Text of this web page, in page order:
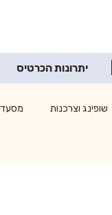
יתרונות הכרטיס
שופינג וצרכנות